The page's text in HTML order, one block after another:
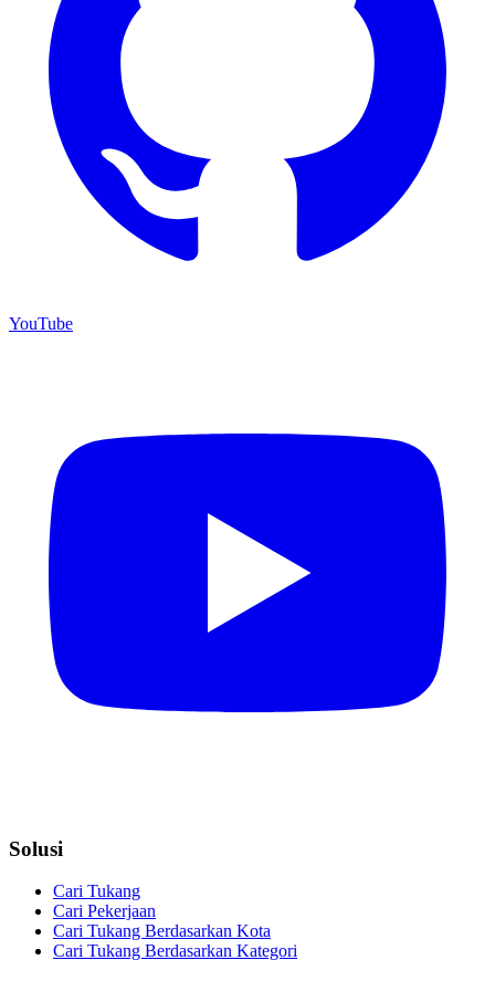
YouTube
Solusi
Cari Tukang
Cari Pekerjaan
Cari Tukang Berdasarkan Kota
Cari Tukang Berdasarkan Kategori